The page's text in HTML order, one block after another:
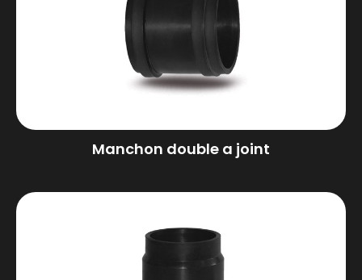
Manchon double a joint